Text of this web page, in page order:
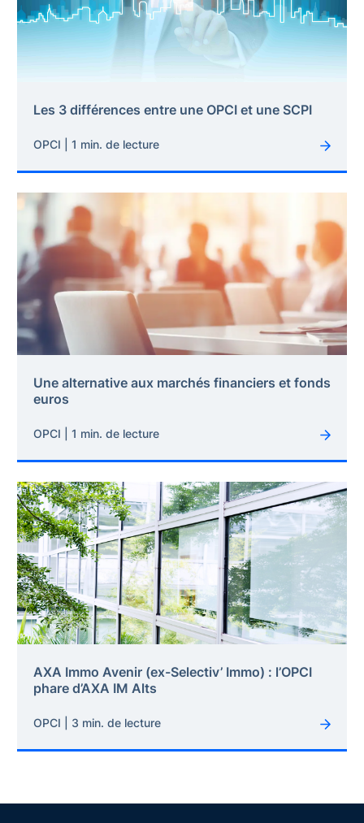
Les 3 différences entre une OPCI et une SCPI
OPCI | 1 min. de lecture
Une alternative aux marchés financiers et fonds
euros
OPCI | 1 min. de lecture
AXA Immo Avenir (ex-Selectiv’ Immo) : l’OPCI
phare d’AXA IM Alts
OPCI | 3 min. de lecture